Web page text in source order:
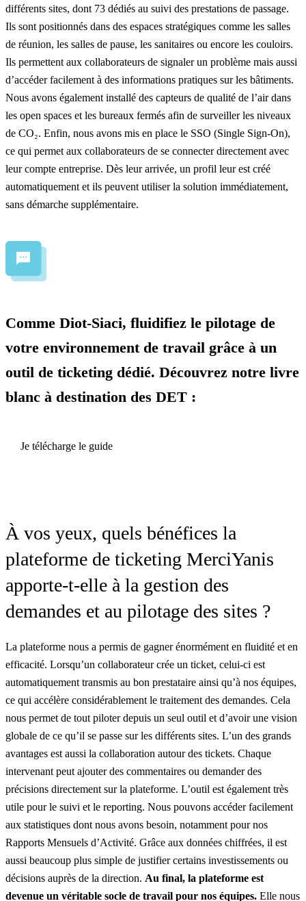
différents sites, dont 73 dédiés au suivi des prestations de passage.
Ils sont positionnés dans des espaces stratégiques comme les salles
de réunion, les salles de pause, les sanitaires ou encore les couloirs.
Ils permettent aux collaborateurs de signaler un problème mais aussi
d’accéder facilement à des informations pratiques sur les bâtiments.
Nous avons également installé des capteurs de qualité de l’airdans
les open spaces et les bureaux fermés afin de surveiller les niveaux
de CO₂. Enfin, nous avons mis en place le SSO (Single Sign-On),
ce qui permet aux collaborateurs de se connecter directement avec
leur compte entreprise. Dès leur arrivée, un profil leur est créé
automatiquement et ils peuvent utiliser la solution immédiatement,
sans démarche supplémentaire.
Comme Diot-Siaci, fluidifiez le pilotage de
votre environnement de travail grâce à un
outil de ticketing dédié. Découvrez notre livre
blanc à destination des DET :
Je télécharge le guide
À vos yeux, quels bénéfices la
plateforme de ticketing MerciYanis
apporte-t-elle à la gestion des
demandes et au pilotage des sites ?
La plateforme nous a permis de gagner énormément en fluidité et en
efficacité. Lorsqu’un collaborateur crée un ticket, celui-ci est
automatiquement transmis au bon prestataire ainsi qu’à nos équipes,
ce qui accélère considérablement le traitement des demandes. Cela
nous permet de tout piloter depuis un seul outil et d’avoir une vision
globale de ce qu’il se passe sur les différents sites. L’un des grands
avantages est aussi la collaboration autour des tickets. Chaque
intervenant peut ajouter des commentaires ou demander des
précisions directement sur la plateforme. L’outil est également très
utile pour le suivi et le reporting. Nous pouvons accéder facilement
aux statistiques dont nous avons besoin, notamment pour nos
Rapports Mensuels d’Activité. Grâce aux données chiffrées, il est
aussi beaucoup plus simple de justifier certains investissements ou
décisions auprès de la direction. Au final, la plateforme est
devenue un véritable socle de travail pour nos équipes. Elle nous